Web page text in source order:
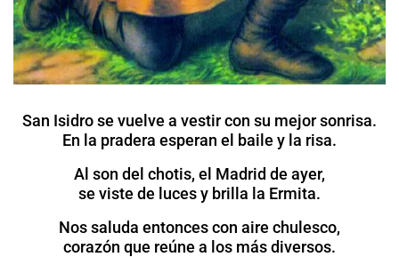
San Isidro se vuelve a vestir con su mejor sonrisa.
En la pradera esperan el baile y la risa.
Al son del chotis, el Madrid de ayer,
se viste de luces y brilla la Ermita.
Nos saluda entonces con aire chulesco,
corazón que reúne a los más diversos.